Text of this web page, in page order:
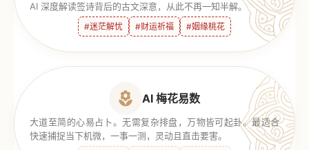
AI 深度解读签诗背后的古文深意，从此不再一知半解。
#迷茫解忧 #财运祈福 #姻缘桃花
AI 梅花易数
大道至简的心易占卜。无需复杂排盘，万物皆可起卦。最适合
快速捕捉当下机微，一事一测，灵动且直击要害。